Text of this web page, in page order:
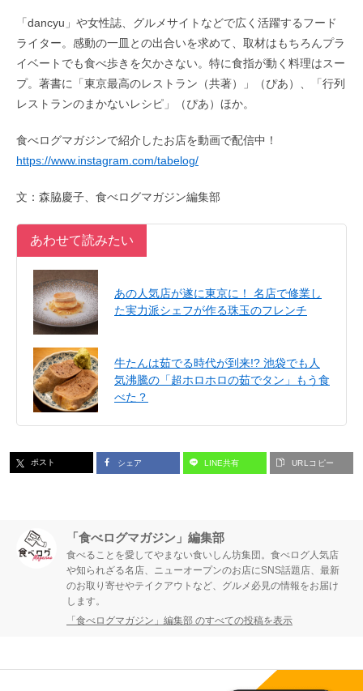
「dancyu」や女性誌、グルメサイトなどで広く活躍するフード
ライター。感動の一皿との出合いを求めて、取材はもちろんプラ
イベートでも食べ歩きを欠かさない。特に食指が動く料理はスー
プ。著書に「東京最高のレストラン（共著）」（ぴあ）、「行列
レストランのまかないレシピ」（ぴあ）ほか。
食べログマガジンで紹介したお店を動画で配信中！
https://www.instagram.com/tabelog/
文：森脇慶子、食べログマガジン編集部
あわせて読みたい
あの人気店が遂に東京に！ 名店で修業し
た実力派シェフが作る珠玉のフレンチ
牛たんは茹でる時代が到来!? 池袋でも人
気沸騰の「超ホロホロの茹でタン」もう食
べた？
ポスト シェア LINE共有 URLコピー
「食べログマガジン」編集部
食べることを愛してやまない食いしん坊集団。食べログ人気店
や知られざる名店、ニューオープンのお店にSNS話題店、最新
のお取り寄せやテイクアウトなど、グルメ必見の情報をお届け
します。
「食べログマガジン」編集部 のすべての投稿を表示